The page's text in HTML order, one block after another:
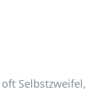
Selbstzweifel,